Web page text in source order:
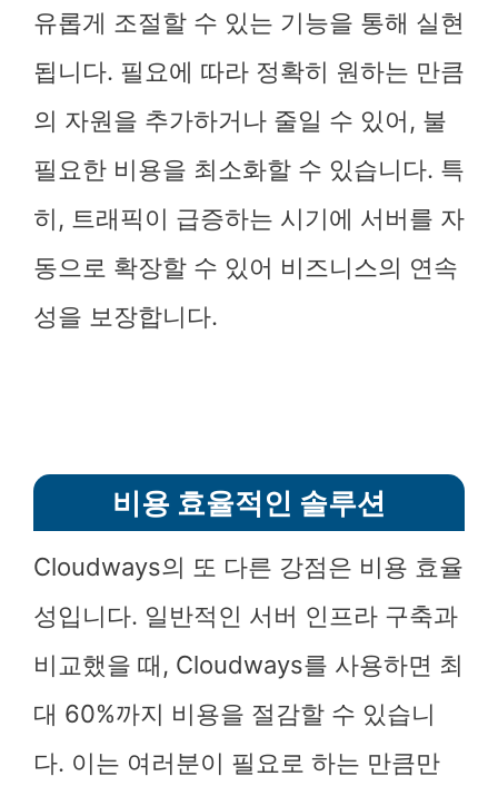
유롭게 조절할 수 있는 기능을 통해 실현
됩니다. 필요에 따라 정확히 원하는 만큼
의 자원을 추가하거나 줄일 수 있어, 불
필요한 비용을 최소화할 수 있습니다. 특
히, 트래픽이 급증하는 시기에 서버를 자
동으로 확장할 수 있어 비즈니스의 연속
성을 보장합니다.
비용 효율적인 솔루션
Cloudways의 또 다른 강점은 비용 효율
성입니다. 일반적인 서버 인프라 구축과
비교했을 때, Cloudways를 사용하면 최
대 60%까지 비용을 절감할 수 있습니
다. 이는 여러분이 필요로 하는 만큼만